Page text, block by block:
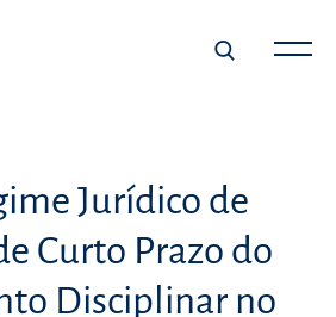
Jurídico de
Curto Prazo do
Disciplinar no